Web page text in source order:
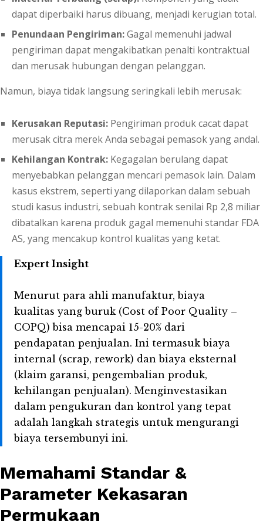
dapat diperbaiki harus dibuang, menjadi kerugian total.
Penundaan Pengiriman:Gagal memenuhi jadwal
pengiriman dapat mengakibatkan penalti kontraktual
dan merusak hubungan dengan pelanggan.
Namun, biaya tidak langsung seringkali lebih merusak:
Kerusakan Reputasi: Pengiriman produk cacat dapat
merusak citra merek Anda sebagai pemasok yang andal.
Kehilangan Kontrak: Kegagalan berulang dapat
menyebabkan pelanggan mencari pemasok lain. Dalam
kasus ekstrem, seperti yang dilaporkan dalam sebuah
studi kasus industri, sebuah kontrak senilai Rp 2,8 miliar
dibatalkan karena produk gagal memenuhi standar FDA
AS, yang mencakup kontrol kualitas yang ketat.
Expert Insight
Menurut para ahli manufaktur, biaya
kualitas yang buruk (Cost of Poor Quality –
COPQ) bisa mencapai 15-20% dari
pendapatan penjualan. Ini termasuk biaya
internal (scrap, rework) dan biaya eksternal
(klaim garansi, pengembalian produk,
kehilangan penjualan). Menginvestasikan
dalam pengukuran dan kontrol yang tepat
adalah langkah strategis untuk mengurangi
biaya tersembunyi ini.
Memahami Standar &
Parameter Kekasaran
Permukaan